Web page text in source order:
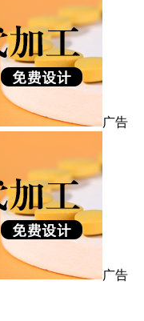
广告
广告